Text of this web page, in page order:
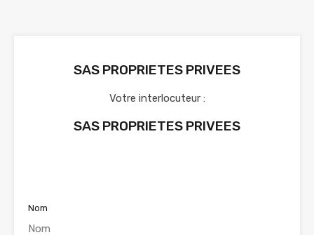
SAS PROPRIETES PRIVEES
Votre interlocuteur :
SAS PROPRIETES PRIVEES
Nom